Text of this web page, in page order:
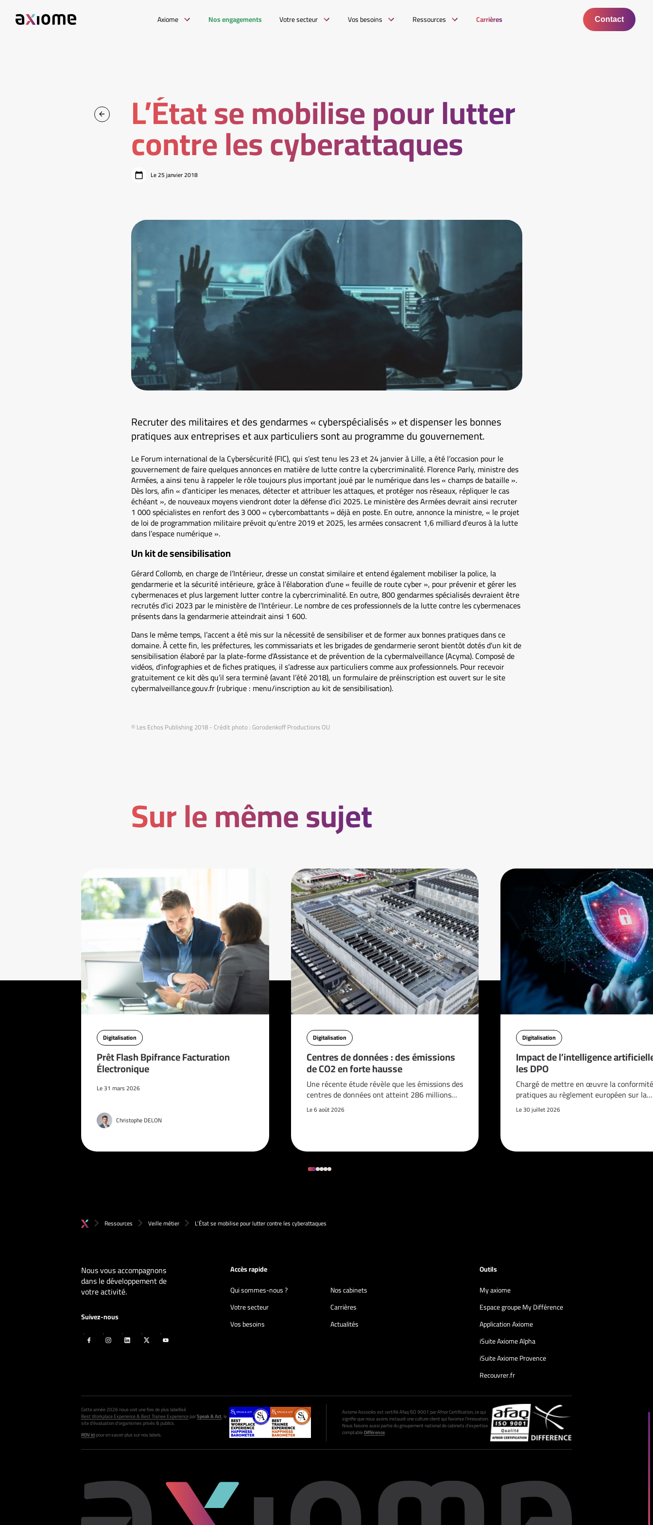
Axiome Nos engagements Votre secteur Vos besoins Ressources Carrières Contact
L’État se mobilise pour lutter
contre les cyberattaques
Le 25 janvier 2018
Recruter des militaires et des gendarmes « cyberspécialisés » et dispenser les bonnes
pratiques aux entreprises et aux particuliers sont au programme du gouvernement.
Le Forum international de la Cybersécurité (FIC), qui s’est tenu les 23 et 24 janvier à Lille, a été l’occasion pour le
gouvernement de faire quelques annonces en matière de lutte contre la cybercriminalité. Florence Parly, ministre des
Armées, a ainsi tenu à rappeler le rôle toujours plus important joué par le numérique dans les « champs de bataille ».
Dès lors, afin « d’anticiper les menaces, détecter et attribuer les attaques, et protéger nos réseaux, répliquer le cas
échéant », de nouveaux moyens viendront doter la défense d’ici 2025. Le ministère des Armées devrait ainsi recruter
1 000 spécialistes en renfort des 3 000 « cybercombattants » déjà en poste. En outre, annonce la ministre, « le projet
de loi de programmation militaire prévoit qu’entre 2019 et 2025, les armées consacrent 1,6 milliard d’euros à la lutte
dans l’espace numérique ».
Un kit de sensibilisation
Gérard Collomb, en charge de l’Intérieur, dresse un constat similaire et entend également mobiliser la police, la
gendarmerie et la sécurité intérieure, grâce à l’élaboration d’une « feuille de route cyber », pour prévenir et gérer les
cybermenaces et plus largement lutter contre la cybercriminalité. En outre, 800 gendarmes spécialisés devraient être
recrutés d’ici 2023 par le ministère de l’Intérieur. Le nombre de ces professionnels de la lutte contre les cybermenaces
présents dans la gendarmerie atteindrait ainsi 1 600.
Dans le même temps, l’accent a été mis sur la nécessité de sensibiliser et de former aux bonnes pratiques dans ce
domaine. À cette fin, les préfectures, les commissariats et les brigades de gendarmerie seront bientôt dotés d’un kit de
sensibilisation élaboré par la plate-forme d’Assistance et de prévention de la cybermalveillance (Acyma). Composé de
vidéos, d’infographies et de fiches pratiques, il s’adresse aux particuliers comme aux professionnels. Pour recevoir
gratuitement ce kit dès qu’il sera terminé (avant l’été 2018), un formulaire de préinscription est ouvert sur le site
cybermalveillance.gouv.fr (rubrique : menu/inscription au kit de sensibilisation).
© Les Echos Publishing 2018 - Crédit photo : Gorodenkoff Productions OU
Sur le même sujet
Digitalisation
Prêt Flash Bpifrance Facturation
Électronique
Le 31 mars 2026
Christophe DELON
Digitalisation
Centres de données : des émissions
de CO2 en forte hausse
Une récente étude révèle que les émissions des
centres de données ont atteint 286 millions…
Le 6 août 2026
Digitalisation
Impact de l’intelligence
les DPO
Chargé de mettre en œuvre la
pratiques au règlement européen sur la…
Le 30 juillet 2026
Ressources Veille métier L’État se mobilise pour lutter contre les cyberattaques
Nous vous accompagnons
dans le développement de
votre activité.
Suivez-nous
Accès rapide
Qui sommes-nous ?
Nos cabinets
Votre secteur
Carrières
Vos besoins
Actualités
Outils
My axiome
Espace groupe My Différence
Application Axiome
iSuite Axiome Alpha
iSuite Axiome Provence
Recouvrer.fr
Cette année 2026 nous voit une fois de plus labellisé
Best Workplace Experience & Best Trainee ExperienceparSpeak & Act, le
site d’évaluation d’organismes privés & publics.
RDV icipour en savoir plus sur nos labels.
Axiome Associés est certifié Afaq ISO 9001 par Afnor Certification, ce qui
signifie que nous avons instauré une culture client qui favorise l’innovation.
Nous faisons aussi partie du groupement national de cabinets d’expertise
comptableDifférence.